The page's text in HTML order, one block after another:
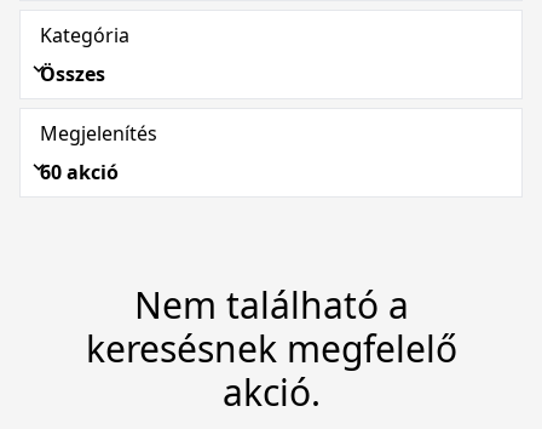
Kategória
Összes
Megjelenítés
60 akció
Nem található a
keresésnek megfelelő
akció.